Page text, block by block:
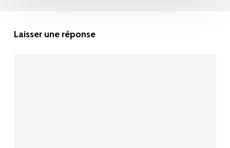
Laisser une réponse